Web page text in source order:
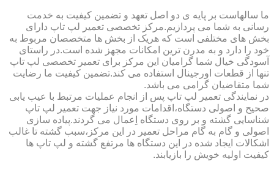
ما سالهاست بر پایه ی دو اصل تعهد و تضمین کیفیت به خدمت
رسانی به شما می پردازیم.مرکز تخصصی تعمیر لپ تاپ دارای
بخش های مختلفی است که هریک از بخش ها متخصصان مربوط به
خود را دارد و به مدرن ترین امکانات مجهز شده است.در راستای
آسودگی خیال شما گرامیان این مرکز برای تعمیر تخصصی لپ تاپ
تنها از قطعات اورجینال استفاده می کند.تضمین کیفیت ما رضایت
شما متقاضیان گرامی می باشد.
در نمایندگی تعمیر لپ تاپ پس از انجام عملیات مرتبط با عیب یابی
صحیح و اصولی دستگاه،اقدامات مورد نیاز جهت تعمیر لپ تاپ
شناسایی گشته و بر روی دستگاه اِعمال می گردند.پیاده سازی
اصولی و گام به گام مراحل تعمیر در این مرکز،سبب گشته تا غالب
اشکالات ایجاد شده در این دستگاه ها مرتفع گشته و لپ تاپ ها
کیفیت اولیه خویش را بازیابند.